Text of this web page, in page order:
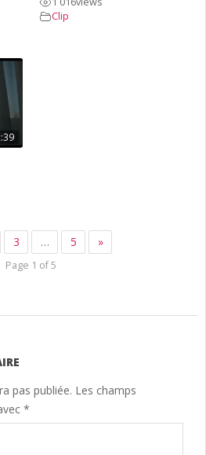
Clip
3 … 5 »
Page 1 of 5
pas publiée. Les champs
*